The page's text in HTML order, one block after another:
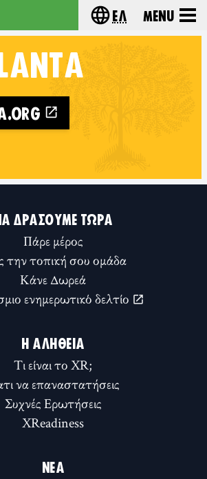
- Home Choose your
Ελ Menu
ΔΡΆΣΟΥΜΕ ΤΏΡΑ
Πάρε μέρος
την τοπική σου ομάδα
Κάνε Δωρεά
ενημερωτικό δελτίο
Η ΑΛΉΘΕΙΑ
Τι είναι το XR;
να επαναστατήσεις
Συχνές Ερωτήσεις
XReadiness
ΝΈΑ